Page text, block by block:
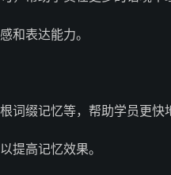
和表达能力。
词缀记忆等，帮助学员更快
提高记忆效果。